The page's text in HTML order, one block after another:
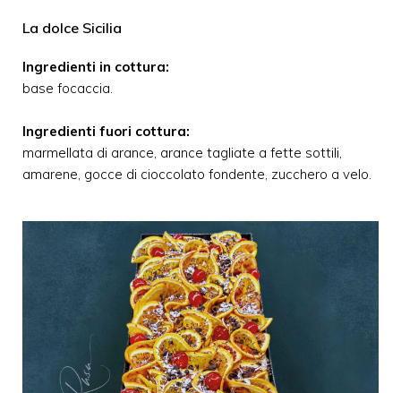
La dolce Sicilia
Ingredienti in cottura:
base focaccia.
Ingredienti fuori cottura:
marmellata di arance, arance tagliate a fette sottili,
amarene, gocce di cioccolato fondente, zucchero a velo.